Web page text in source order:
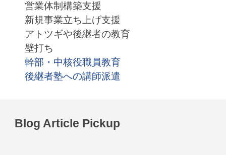
営業体制構築支援
新規事業立ち上げ支援
アトツギや後継者の教育
壁打ち
幹部・中核役職員教育
後継者塾への講師派遣
Blog Article Pickup